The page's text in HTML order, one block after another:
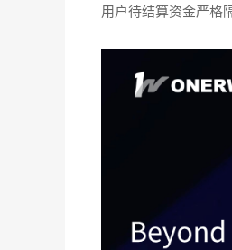
用户待结算资金严格